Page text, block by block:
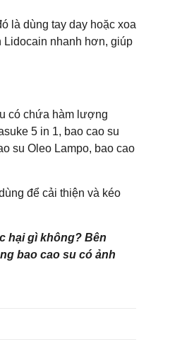
là dùng tay day hoặc xoa
Lidocain nhanh hơn, giúp
có chứa hàm lượng
5 in 1, bao cao su
su Oleo Lampo, bao cao
để cải thiện và kéo
hại gì không? Bên
bao cao su có ảnh